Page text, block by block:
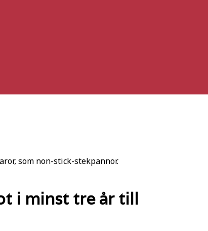
som non-stick-stekpannor.
i minst tre år till